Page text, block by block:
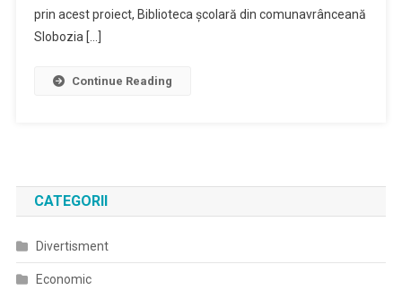
prin acest proiect, Biblioteca şcolară din comunavrânceană
Slobozia […]
Continue Reading
CATEGORII
Divertisment
Economic